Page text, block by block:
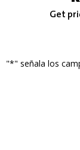
Get
"*" señala los